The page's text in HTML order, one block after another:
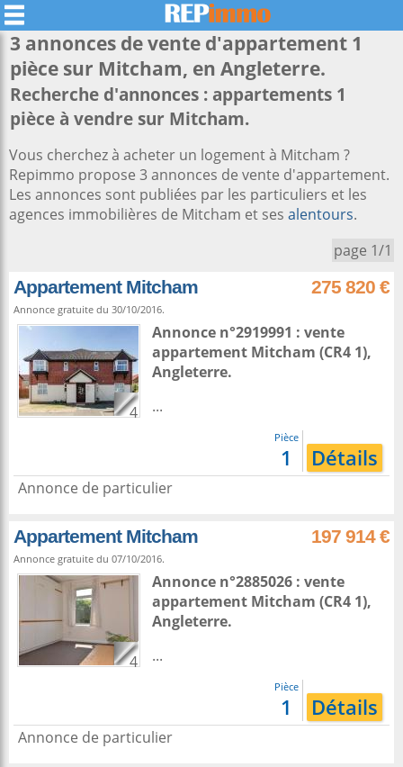
3 annonces de vente d'appartement 1
pièce sur Mitcham, en Angleterre.
Recherche d'annonces : appartements 1
pièce à vendre sur Mitcham.
Vous cherchez à acheter un logement à Mitcham ?
Repimmo propose 3 annonces de vente d'appartement.
Les annonces sont publiées par les particuliers et les
agences immobilières de Mitcham et ses alentours.
page 1/1
Appartement Mitcham 275 820 €
Annonce gratuite du 30/10/2016.
4
Annonce n°2919991 : vente
appartement Mitcham (CR4 1),
Angleterre.
...
Pièce
1 Détails
Annonce de particulier
Appartement Mitcham 197 914 €
Annonce gratuite du 07/10/2016.
4
Annonce n°2885026 : vente
appartement Mitcham (CR4 1),
Angleterre.
...
Pièce
1 Détails
Annonce de particulier